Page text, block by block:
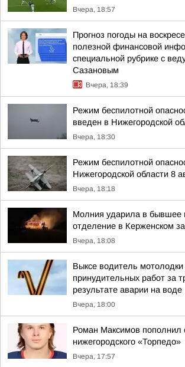
Вчера, 18:57
Прогноз погоды на
полезной финансовой
специальной рубрике с
Сазановым
Вчера, 18:39
Режим беспилотной
введен в Нижегородской
Вчера, 18:30
Режим беспилотной
Нижегородской области 8
Вчера, 18:18
Молния ударила в бывшее
отделение в Керженском
Вчера, 18:08
Выксе водитель мотолодки
принудительных работ за
результате аварии на воде
Вчера, 18:00
Роман Максимов пополнил
нижегородского «Торпедо»
Вчера, 17:57